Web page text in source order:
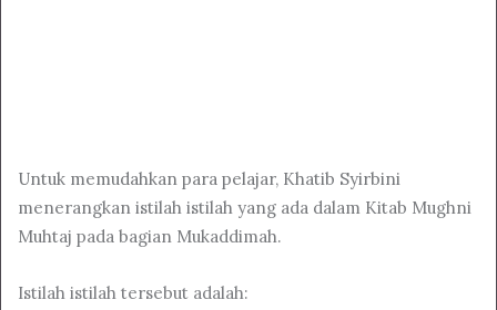
Untuk memudahkan para pelajar, Khatib Syirbini
menerangkan istilah istilah yang ada dalam Kitab Mughni
Muhtaj pada bagian Mukaddimah.
Istilah istilah tersebut adalah: